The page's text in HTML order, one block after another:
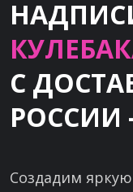
С
РОССИИ
Создадим